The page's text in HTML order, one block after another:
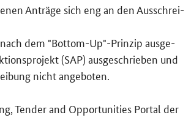
An­trä­ge sich eng an den Aus­schrei­
dem "Bottom-Up"-​Prinzip aus­ge­
(SAP) aus­ge­schrie­ben und
nicht an­ge­bo­ten.
Tender and Opportunities Portal der